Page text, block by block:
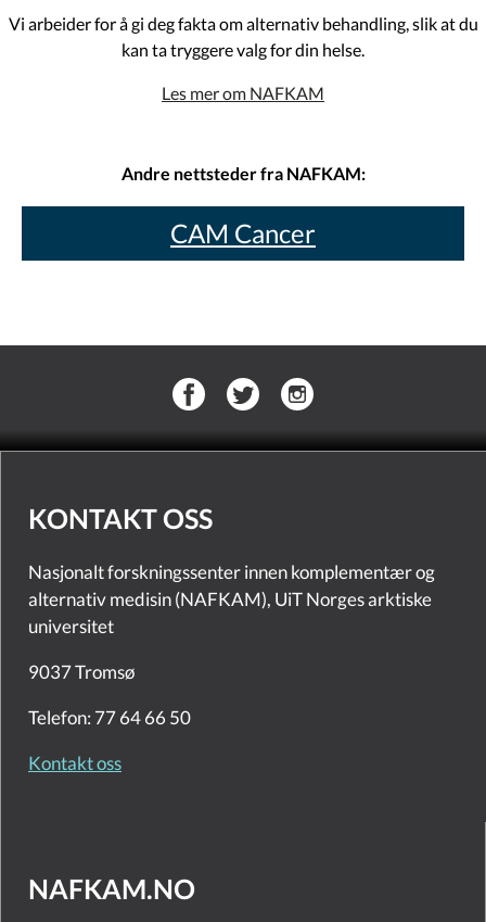
Vi arbeider for å gi deg fakta om alternativ behandling, slik at du
kan ta tryggere valg for din helse.
Les mer om NAFKAM
Andre nettsteder fra NAFKAM:
CAM Cancer
KONTAKT OSS
Nasjonalt forskningssenter innen komplementær og
alternativ medisin (NAFKAM), UiT Norges arktiske
universitet
9037 Tromsø
Telefon: 77 64 66 50
Kontakt oss
NAFKAM.NO